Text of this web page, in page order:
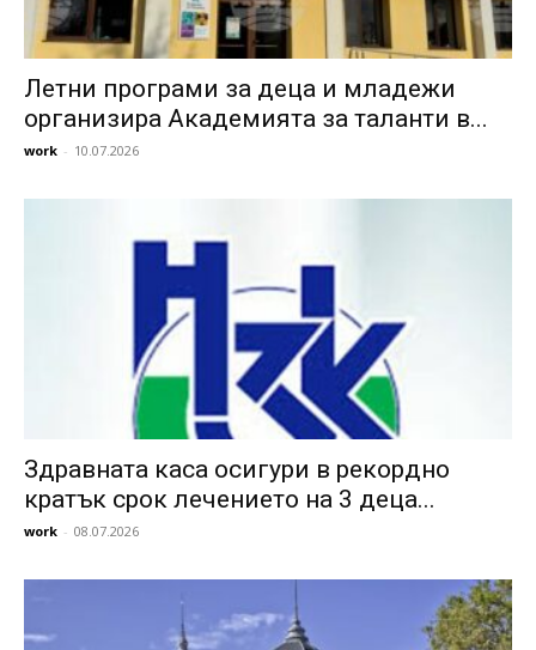
Летни програми за деца и младежи
организира Академията за таланти в...
work - 10.07.2026
Здравната каса осигури в рекордно
кратък срок лечението на 3 деца...
work - 08.07.2026